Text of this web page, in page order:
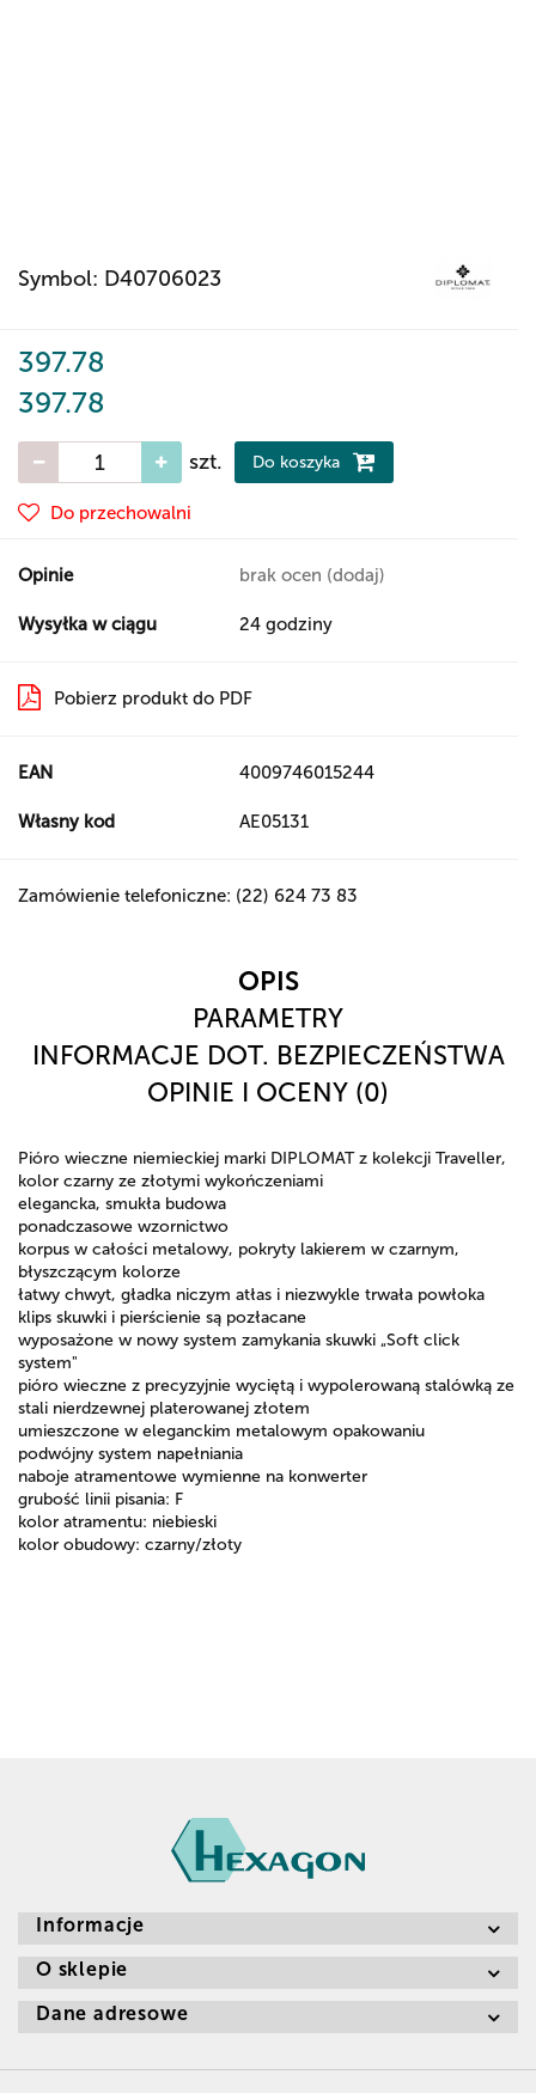
Symbol: D40706023
397.78
397.78
szt. Do koszyka
Do przechowalni
Opinie brak ocen (dodaj)
Wysyłka w ciągu 24 godziny
Pobierz produkt do PDF
EAN 4009746015244
Własny kod AE05131
Zamówienie telefoniczne: (22) 624 73 83
OPIS
PARAMETRY
INFORMACJE DOT. BEZPIECZEŃSTWA
OPINIE I OCENY (0)
Pióro wieczne niemieckiej marki DIPLOMAT z kolekcji Traveller,
kolor czarny ze złotymi wykończeniami
elegancka, smukła budowa
ponadczasowe wzornictwo
korpus w całości metalowy, pokryty lakierem w czarnym,
błyszczącym kolorze
łatwy chwyt, gładka niczym atłas i niezwykle trwała powłoka
klips skuwki i pierścienie są pozłacane
wyposażone w nowy system zamykania skuwki „Soft click
system"
pióro wieczne z precyzyjnie wyciętą i wypolerowaną stalówką ze
stali nierdzewnej platerowanej złotem
umieszczone w eleganckim metalowym opakowaniu
podwójny system napełniania
naboje atramentowe wymienne na konwerter
grubość linii pisania: F
kolor atramentu: niebieski
kolor obudowy: czarny/złoty
Dane adresowe
Informacje
O sklepie